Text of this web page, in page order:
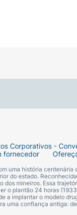
Corporativos -
fornecedor
uma história
do estado.
mineiros. Essa
o plantão 24 horas
a implantar o modelo
uma confiança antiga: